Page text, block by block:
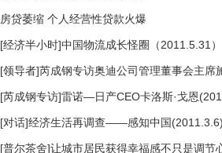
房贷萎缩 个人经营性贷款火爆
[经济半小时]中国物流成长怪圈（2011.5.31）
[领导者]芮成钢专访奥迪公司管理董事会主席
[芮成钢专访]雷诺—日产CEO卡洛斯·戈恩
[对话]经济生活再调查——感知中国(2011.3.6)
[普尔茶舍]让城市居民获得幸福感不只是调节